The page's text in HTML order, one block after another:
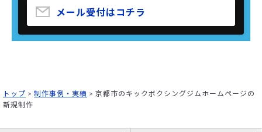
メール受付はコチラ
トップ > 制作事例・実績 > 京都市のキックボクシングジムホームページの
新規制作